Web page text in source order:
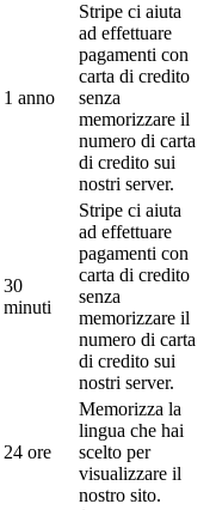
1 anno
Stripe ci aiuta
ad effettuare
pagamenti con
carta di credito
senza
memorizzare il
numero di carta
di credito sui
nostri server.
30
minuti
Stripe ci aiuta
ad effettuare
pagamenti con
carta di credito
senza
memorizzare il
numero di carta
di credito sui
nostri server.
24 ore
Memorizza la
lingua che hai
scelto per
visualizzare il
nostro sito.